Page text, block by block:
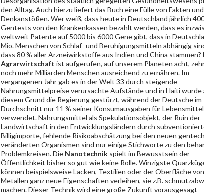
den Alltag. Auch hierzu liefert das Buch eine Fülle von Fakten und
Denkanstößen. Wer weiß, dass heute in Deutschland jährlich
Gentests von den Krankenkassen bezahlt werden, dass es
weltweit Patente auf 5000 bis 6000 Gene gibt, dass in
Mio. Menschen von Schlaf- und Beruhigungsmitteln abhängig
dass 80 % aller Arzneiwirkstoffe aus Indien und China stammen?
Agrarwirtschaft ist aufgerufen, auf unserem Planeten acht,
noch mehr Milliarden Menschen ausreichend zu ernähren. Im
vergangenen Jahr gab es in der Welt 33 durch steigende
Nahrungsmittelpreise verursachte Aufstände und in Haiti wurde
diesem Grund die Regierung gestürzt, während der Deutsche im
Durchschnitt nur 11 % seiner Konsumausgaben für Lebensmittel
verwendet. Nahrungsmittel als Spekulationsobjekt, der Ruin der
Landwirtschaft in den Entwicklungsländern durch
Billigimporte, fehlende Risikoabschätzung bei den neuen
veränderten Organismen sind nur einige Stichworte zu den
Problemkreisen. Die Nanotechnik spielt im Bewusstsein der
Öffentlichkeit bisher so gut wie keine Rolle. Winzigste
können beispielsweise Lacken, Textilien oder der Oberfläche von
Metallen ganz neue Eigenschaften verleihen, sie z.B.
machen. Dieser Technik wird eine große Zukunft vorausgesagt